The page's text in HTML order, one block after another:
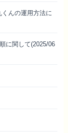
んの運用方法に
に関して(2025/06